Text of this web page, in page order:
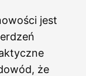
jest
że